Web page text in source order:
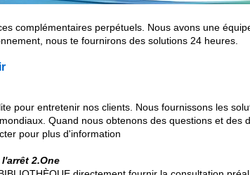
complémentaires perpétuels. Nous avons une
nous te fournirons des solutions 24 heures.
pour entretenir nos clients. Nous fournissons les
Quand nous obtenons des questions et des
pour plus d'information
2.One